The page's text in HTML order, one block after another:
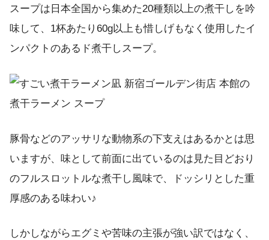
スープは日本全国から集めた20種類以上の煮干しを吟
味して、1杯あたり60g以上も惜しげもなく使用したイ
ンパクトのあるド煮干しスープ。
豚骨などのアッサリな動物系の下支えはあるかとは思
いますが、味として前面に出ているのは見た目どおり
のフルスロットルな煮干し風味で、ドッシリとした重
厚感のある味わい♪
しかしながらエグミや苦味の主張が強い訳ではなく、